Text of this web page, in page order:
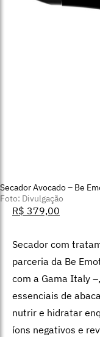
Secador Avocado – Be
Foto: Divulgação
R$ 379,00
Secador com
parceria da Be
com a Gama Italy
essenciais de
nutrir e hidratar
íons negativos e